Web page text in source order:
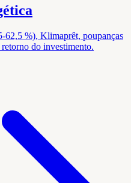
62,5 %), Klimaprêt, poupanças
do investimento.